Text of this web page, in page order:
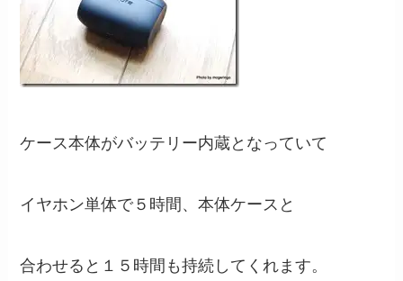
ケース本体がバッテリー内蔵となっていて
イヤホン単体で５時間、本体ケースと
合わせると１５時間も持続してくれます。